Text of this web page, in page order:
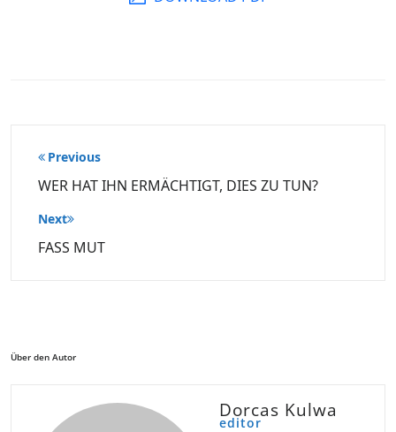
Beitragsnavigation
Previous
WER HAT IHN ERMÄCHTIGT, DIES ZU TUN?
Next
FASS MUT
Über den Autor
Dorcas Kulwa
editor